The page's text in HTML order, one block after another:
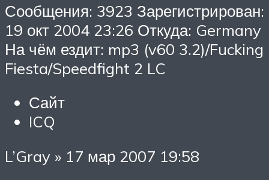
Сообщения: 3923 Зарегистрирован:
19 окт 2004 23:26 Откуда: Germany
На чём ездит: mp3 (v60 3.2)/Fucking
Fiesta/Speedfight 2 LC
Сайт
ICQ
L’Gray » 17 мар 2007 19:58